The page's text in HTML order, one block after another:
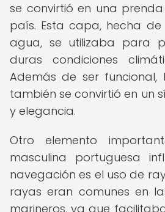
se convirtió en una
país. Esta capa, hecha
agua, se utilizaba para
duras condiciones
Además de ser
también se convirtió en un
y elegancia.
Otro elemento
masculina portuguesa
navegación es el uso de
rayas eran comunes en
marineros, ya que